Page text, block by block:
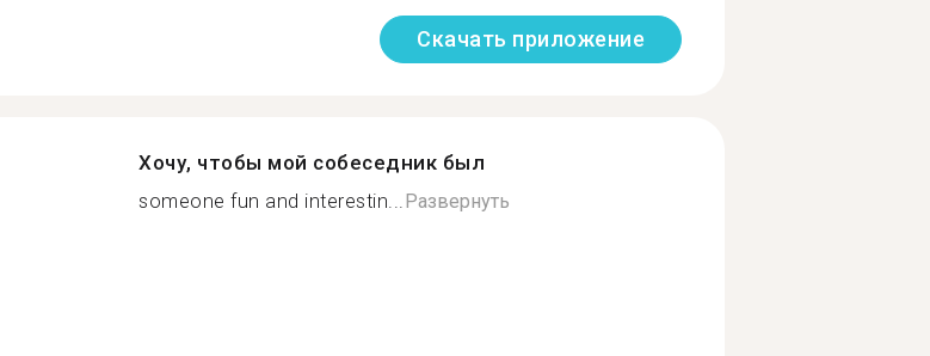
Скачать приложение
Хочу, чтобы мой собеседник был
someone fun and interestin...Развернуть